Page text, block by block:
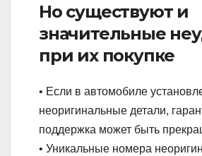
Но существуют и
значительные
при их покупке
• Если в автомобиле
неоригинальные детали,
поддержка может быть
• Уникальные номера